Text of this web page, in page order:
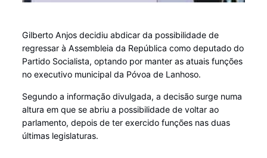
Gilberto Anjos decidiu abdicar da possibilidade de
regressar à Assembleia da República como deputado do
Partido Socialista, optando por manter as atuais funções
no executivo municipal da Póvoa de Lanhoso.
Segundo a informação divulgada, a decisão surge numa
altura em que se abriu a possibilidade de voltar ao
parlamento, depois de ter exercido funções nas duas
últimas legislaturas.